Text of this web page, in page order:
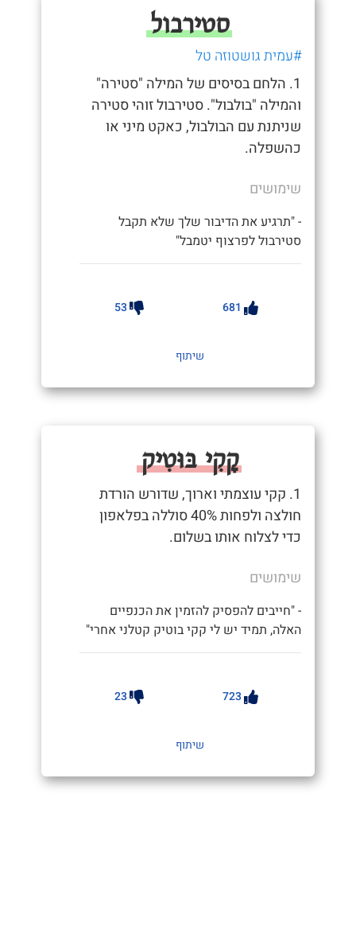
סטירבול
#עמית גושטוזה טל
1. הלחם בסיסים של המילה "סטירה"
והמילה "בולבול". סטירבול זוהי סטירה
שניתנת עם הבולבול, כאקט מיני או
כהשפלה.
שימושים
- "תרגיע את הדיבור שלך שלא תקבל
סטירבול לפרצוף יטמבל"
681
53
שיתוף
קָקִי בּוּטִיק
1. קקי עוצמתי וארוך, שדורש הורדת
חולצה ולפחות 40% סוללה בפלאפון
כדי לצלוח אותו בשלום.
שימושים
- "חייבים להפסיק להזמין את הכנפיים
האלה, תמיד יש לי קקי בוטיק קטלני אחרי"
723
23
שיתוף